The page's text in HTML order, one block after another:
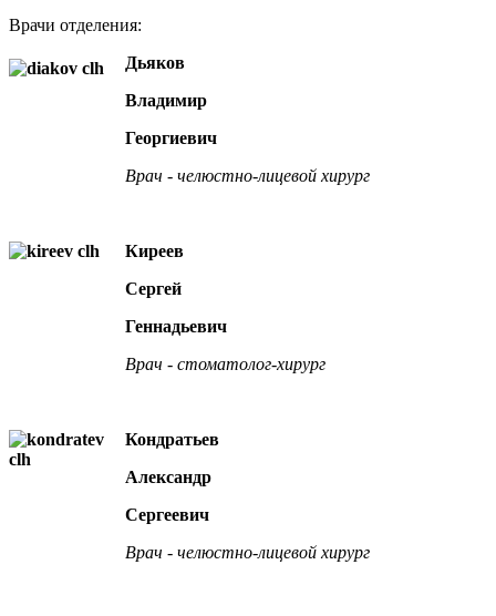
Врачи отделения:
Дьяков
Владимир
Георгиевич
Врач - челюстно-лицевой хирург
Киреев
Сергей
Геннадьевич
Врач - стоматолог-хирург
Кондратьев
Александр
Сергеевич
Врач - челюстно-лицевой хирург